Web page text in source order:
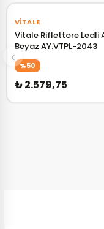
‹
VITALE
Vitale Riflettore Ledli
Beyaz AY.VTPL-2043
%50
₺ 2.579,75